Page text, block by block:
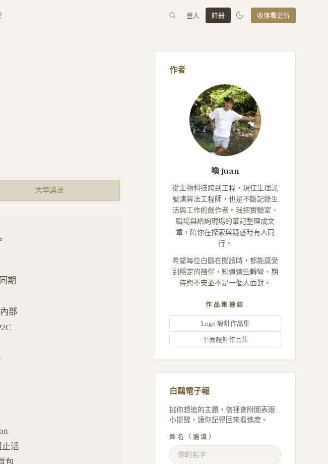
登入 註冊 收信看更新
大學講法
期
部
止活
作者
喚 Juan
從生物科技跨到工程，現任生理訊
號演算法工程師，也是不斷記錄生
活與工作的創作者。我把實驗室、
職場與諮詢現場的筆記整理成文
章，陪你在探索與疑惑時有人同
行。
希望每位白鷗在閱讀時，都能感受
到穩定的陪伴，知道這些轉彎、期
待與不安並不是一個人面對。
作品集連結
Logo 設計作品集
平面設計作品集
白鷗電子報
挑你想追的主題，信裡會附圖表跟
小提醒，讓你記得回來看進度。
姓名（選填）